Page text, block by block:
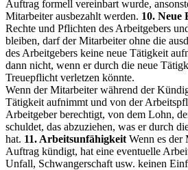
Auftrag formell vereinbart wurde,
Mitarbeiter ausbezahlt werden. 10. Neue
Rechte und Pflichten des Arbeitgebers
bleiben, darf der Mitarbeiter ohne die
des Arbeitgebers keine neue Tätigkeit
dann nicht, wenn er durch die neue
Treuepflicht verletzen könnte.
Wenn der Mitarbeiter während der
Tätigkeit aufnimmt und von der
Arbeitgeber berechtigt, von dem Lohn,
schuldet, das abzuziehen, was er durch
hat. 11. Arbeitsunfähigkeit Wenn es der
Auftrag kündigt, hat eine eventuelle
Unfall, Schwangerschaft usw. keinen